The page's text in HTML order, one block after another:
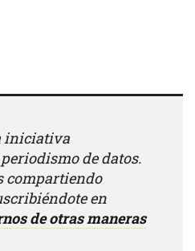
iniciativa
de datos.
compartiendo
en
de otras maneras